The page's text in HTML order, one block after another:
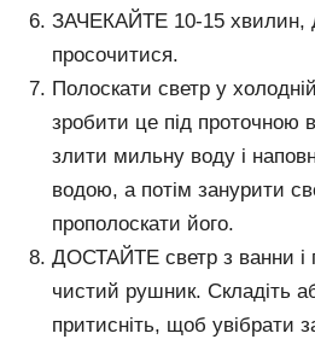
ЗАЧЕКАЙТЕ 10-15 хвилин,
просочитися.
Полоскати светр у
зробити це під проточною
злити мильну воду і
водою, а потім занурити
прополоскати його.
ДОСТАЙТЕ светр з ванни і
чистий рушник. Складіть
притисніть, щоб увібрати